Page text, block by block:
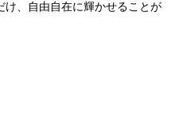
け、自由自在に輝かせることが